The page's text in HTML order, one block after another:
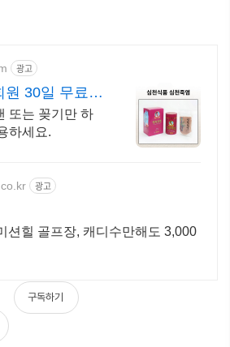
광고
원 30일 무료반
또는 꽂기만 하
하세요.
광고
션힐 골프장, 캐디수만해도 3,000
구독하기